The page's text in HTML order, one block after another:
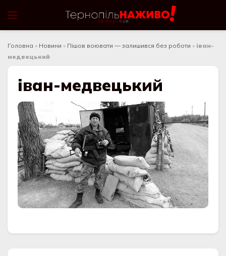
Головна » Новини » Пішов воювати — залишився без роботи » іван-
медвецький
іван-медвецький